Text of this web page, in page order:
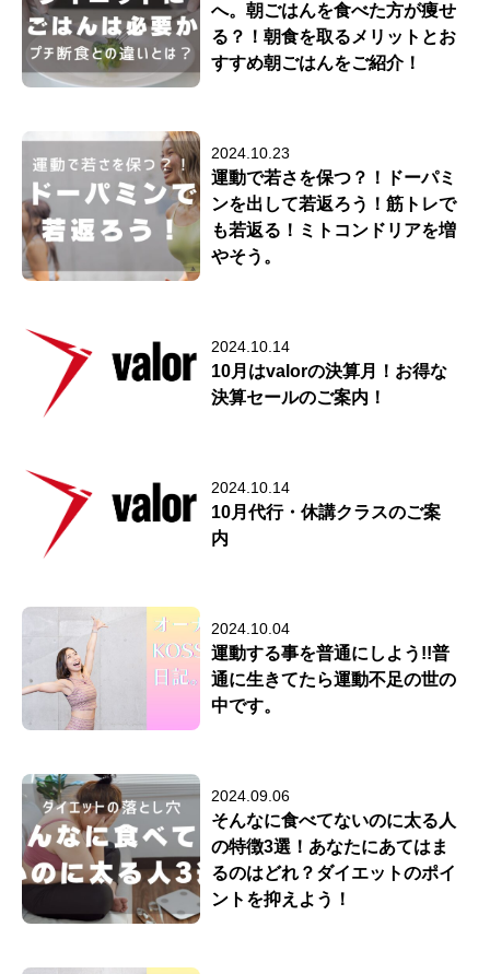
へ。朝ごはんを食べた方が痩せ
る？！朝食を取るメリットとお
すすめ朝ごはんをご紹介！
2024.10.23
運動で若さを保つ？！ドーパミ
ンを出して若返ろう！筋トレで
も若返る！ミトコンドリアを増
やそう。
2024.10.14
10月はvalorの決算月！お得な
決算セールのご案内！
2024.10.14
10月代行・休講クラスのご案
内
2024.10.04
運動する事を普通にしよう!!普
通に生きてたら運動不足の世の
中です。
2024.09.06
そんなに食べてないのに太る人
の特徴3選！あなたにあてはま
るのはどれ？ダイエットのポイ
ントを抑えよう！